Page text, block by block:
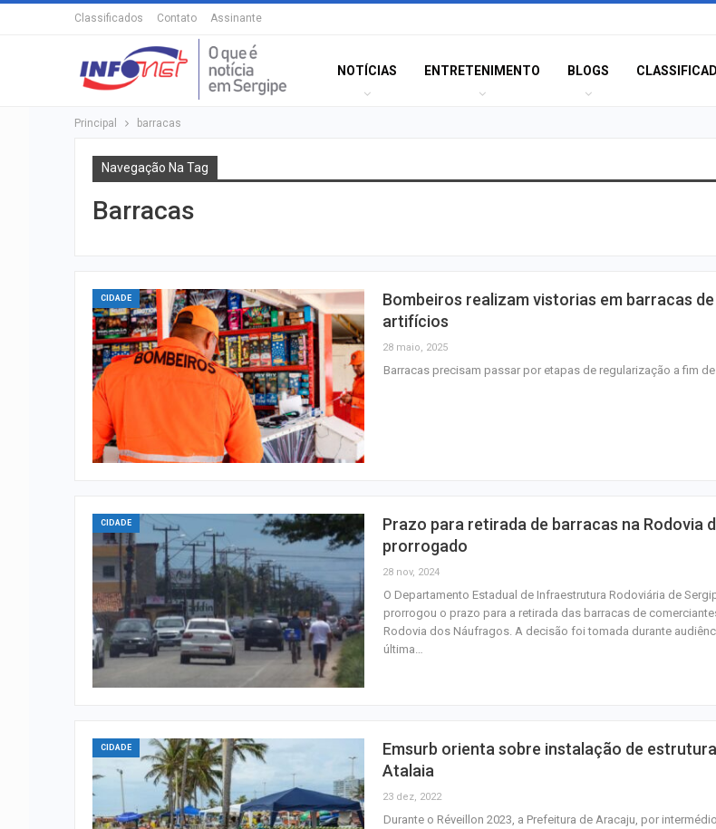
Classificados Contato Assinante
NOTÍCIAS ENTRETENIMENTO BLOGS
Principal barracas
Navegação Na Tag
Barracas
CIDADE
Bombeiros realizam vistorias em barracas
artifícios
28 maio, 2025
Barracas precisam passar por etapas de regularização a fim
CIDADE
Prazo para retirada de barracas na Rodovia
prorrogado
28 nov, 2024
O Departamento Estadual de Infraestrutura Rodoviária de
prorrogou o prazo para a retirada das barracas de
Rodovia dos Náufragos. A decisão foi tomada durante
última…
CIDADE
Emsurb orienta sobre instalação de
Atalaia
23 dez, 2022
Durante o Réveillon 2023, a Prefeitura de Aracaju, por